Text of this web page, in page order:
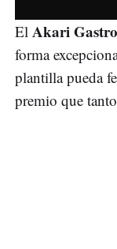
El Akari
forma
plantilla pueda
premio que